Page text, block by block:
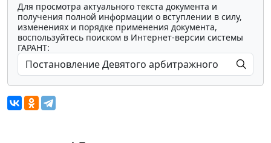
Для просмотра актуального текста документа и
получения полной информации о вступлении в силу,
изменениях и порядке применения документа,
воспользуйтесь поиском в Интернет-версии системы
ГАРАНТ: